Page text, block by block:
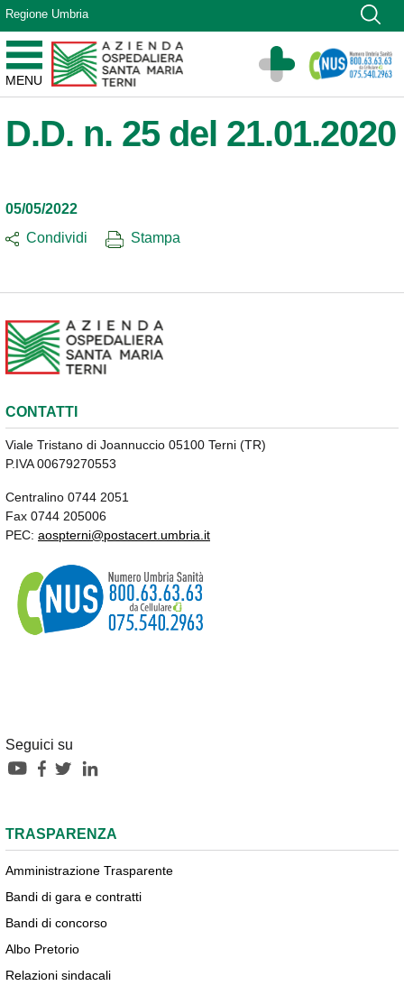
Vai ai contenuti
Vai al menu di navigazione
Vai al footer
Regione Umbria
MENU
Azienda Ospedaliera Santa Maria di Terni
Sito Istituzionale
D.D. n. 25 del 21.01.2020
05/05/2022
Condividi
Stampa
CONTATTI
Viale Tristano di Joannuccio 05100 Terni (TR)
P.IVA 00679270553
Centralino 0744 2051
Fax 0744 205006
PEC: aospterni@postacert.umbria.it
Seguici su
TRASPARENZA
Amministrazione Trasparente
Bandi di gara e contratti
Bandi di concorso
Albo Pretorio
Relazioni sindacali